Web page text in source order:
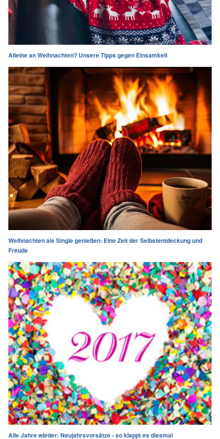
Alleine an Weihnachten? Unsere Tipps gegen Einsamkeit
Weihnachten als Single genießen: Eine Zeit der Selbstentdeckung und
Freude
Alle Jahre wieder: Neujahrsvorsätze - so klappt es diesmal